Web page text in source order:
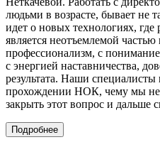
людьми в возрасте, бывает не
идет о новых технологиях, где
является неотъемлемой
профессионализм, с
с энергией наставничества,
результата. Наши специалисты
прохождении НОК, чему мы
закрыть этот вопрос и дальше
Подробнее